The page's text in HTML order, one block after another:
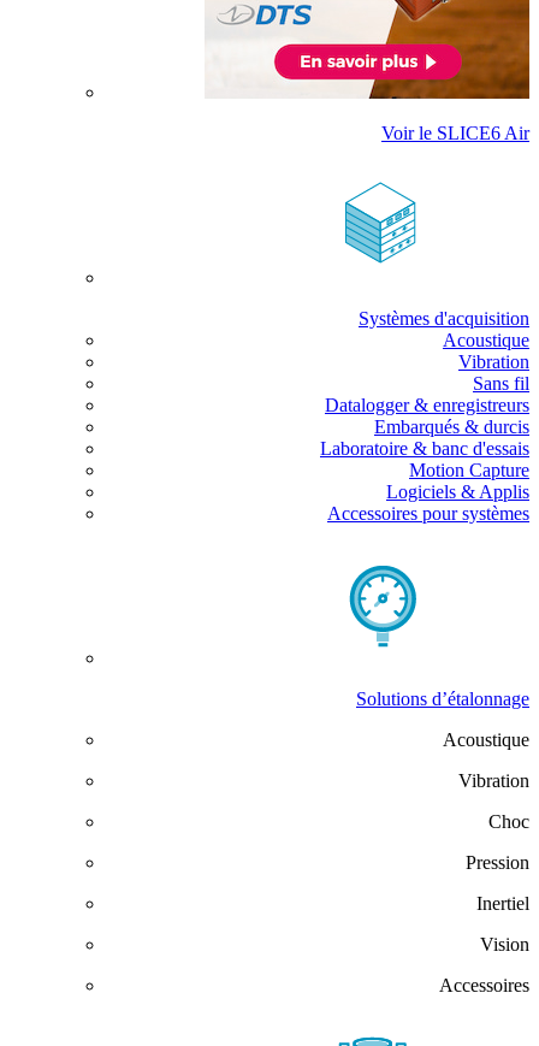
Voir le SLICE6 Air
Systèmes d'acquisition
Acoustique
Vibration
Sans fil
Datalogger & enregistreurs
Embarqués & durcis
Laboratoire & banc d'essais
Motion Capture
Logiciels & Applis
Accessoires pour systèmes
Solutions d’étalonnage
Acoustique
Vibration
Choc
Pression
Inertiel
Vision
Accessoires